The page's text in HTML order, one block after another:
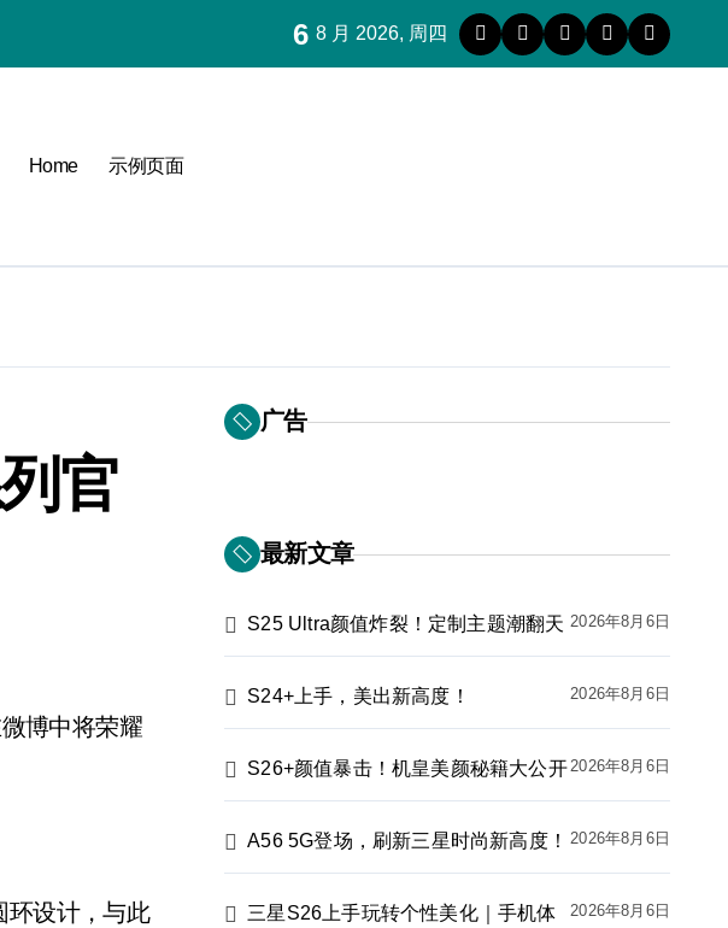
6 8 月 2026, 周四
Home 示例页面
官
环设计，与此
广告
最新文章
S25 Ultra颜值炸裂！定制主题潮翻天 2026年8月6日
S24+上手，美出新高度！ 2026年8月6日
S26+颜值暴击！机皇美颜秘籍大公开2026年8月6日
A56 5G登场，刷新三星时尚新高度！ 2026年8月6日
三星S26上手玩转个性美化｜手机体
2026年8月6日